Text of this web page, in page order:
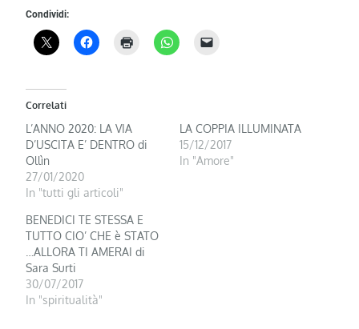
Condividi:
Correlati
L’ANNO 2020: LA VIA
D’USCITA E’ DENTRO di
Ollìn
27/01/2020
In "tutti gli articoli"
LA COPPIA ILLUMINATA
15/12/2017
In "Amore"
BENEDICI TE STESSA E
TUTTO CIO’ CHE è STATO
…ALLORA TI AMERAI di
Sara Surti
30/07/2017
In "spiritualità"